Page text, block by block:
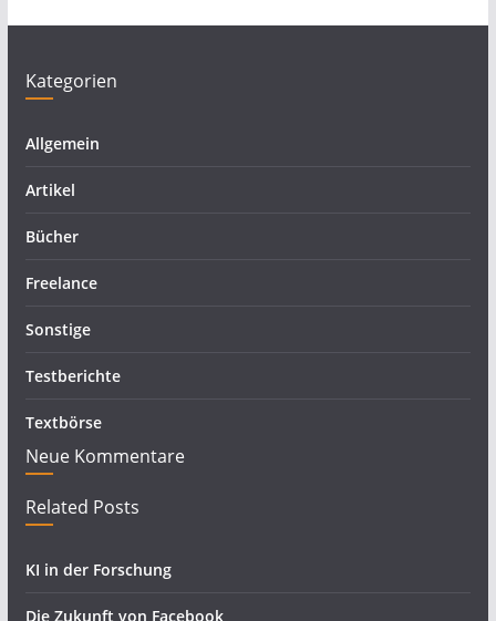
Kategorien
Allgemein
Artikel
Bücher
Freelance
Sonstige
Testberichte
Textbörse
Neue Kommentare
Related Posts
KI in der Forschung
Die Zukunft von Facebook